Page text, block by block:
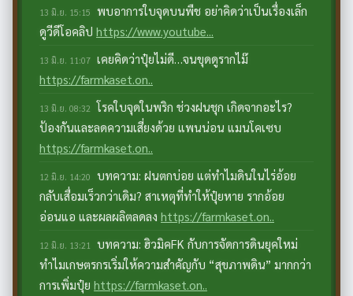
13 มิ.ย. 15:15 พบอาการใบจุดบนพืช อย่าคิดว่าเป็นเรื่องเล็ก
ดูวีดีโอคลิป https://www.youtube...
13 มิ.ย. 11:07 เคยคิดว่าปุ๋ยไม่ดี…จนขุดดูรากไม๊
https://farmkaset.on..
13 มิ.ย. 08:32 โรคใบจุดในพริก ช่วงฝนชุก เกิดจากอะไร?
ป้องกันและลดความเสี่ยงด้วย แพนน่อน แมนโคเซบ
https://farmkaset.on..
12 มิ.ย. 14:20 บทความ: ฝนตกบ่อย แต่ทำไมดินในไร่อ้อย
กลับเสื่อมเร็วกว่าเดิม? สาเหตุที่ทำให้ปุ๋ยหาย รากอ้อย
อ่อนแอ และผลผลิตลดลง https://farmkaset.on..
12 มิ.ย. 13:21 บทความ: ฮิวมิคFK กับการจัดการดินยุคใหม่
ทำไมเกษตรกรเริ่มให้ความสำคัญกับ “สุขภาพดิน” มากกว่า
การเพิ่มปุ๋ย https://farmkaset.on..